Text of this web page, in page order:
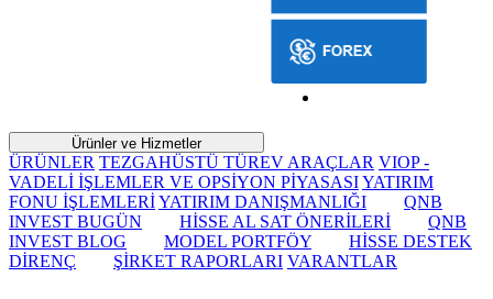
Ürünler ve Hizmetler
ÜRÜNLER TEZGAHÜSTÜ TÜREV ARAÇLAR VIOP -
VADELİ İŞLEMLER VE OPSİYON PİYASASIYATIRIM
FONU İŞLEMLERİYATIRIM DANIŞMANLIĞI
QNB
INVEST BUGÜN
HİSSE AL SAT ÖNERİLERİ
QNB
INVEST BLOG
MODEL PORTFÖY
HİSSE DESTEK
DİRENÇ
ŞİRKET RAPORLARI VARANTLAR